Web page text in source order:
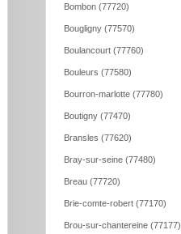
Bombon (77720)
Bougligny (77570)
Boulancourt (77760)
Bouleurs (77580)
Bourron-marlotte (77780)
Boutigny (77470)
Bransles (77620)
Bray-sur-seine (77480)
Breau (77720)
Brie-comte-robert (77170)
Brou-sur-chantereine (77177)